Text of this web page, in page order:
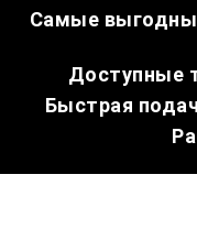
Самые
Доступные
Быстрая